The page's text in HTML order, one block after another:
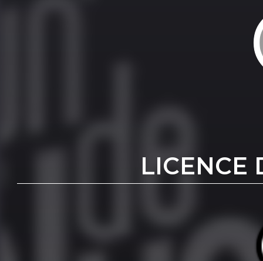
LICENCE